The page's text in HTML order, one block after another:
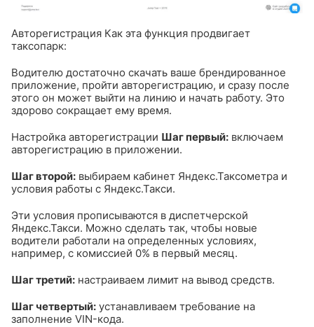
Авторегистрация Как эта функция продвигает
таксопарк:
Водителю достаточно скачать ваше брендированное
приложение, пройти авторегистрацию, и сразу после
этого он может выйти на линию и начать работу. Это
здорово сокращает ему время.
Настройка авторегистрации Шаг первый: включаем
авторегистрацию в приложении.
Шаг второй: выбираем кабинет Яндекс.Таксометра и
условия работы с Яндекс.Такси.
Эти условия прописываются в диспетчерской
Яндекс.Такси. Можно сделать так, чтобы новые
водители работали на определенных условиях,
например, с комиссией 0% в первый месяц.
Шаг третий: настраиваем лимит на вывод средств.
Шаг четвертый: устанавливаем требование на
заполнение VIN-кода.